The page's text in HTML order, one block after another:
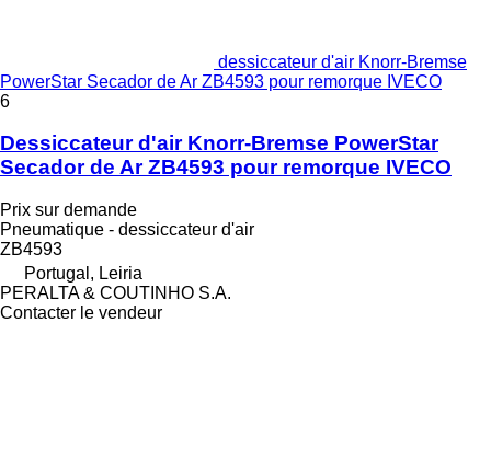
dessiccateur d'air Knorr-Bremse
PowerStar Secador de Ar ZB4593 pour remorque IVECO
6
Dessiccateur d'air Knorr-Bremse PowerStar
Secador de Ar ZB4593 pour remorque IVECO
Prix sur demande
Pneumatique - dessiccateur d'air
ZB4593
Portugal, Leiria
PERALTA & COUTINHO S.A.
Contacter le vendeur